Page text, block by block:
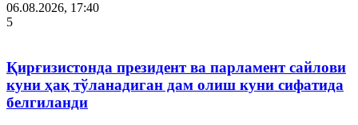
06.08.2026, 17:40
5
Қирғизистонда президент ва парламент сайлови
куни ҳақ тўланадиган дам олиш куни сифатида
белгиланди